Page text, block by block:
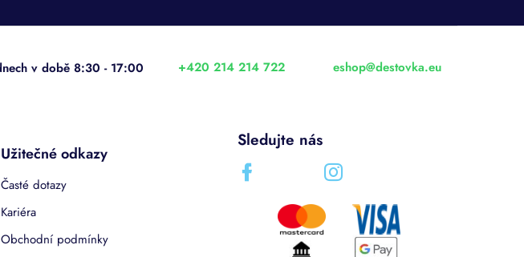
eshop@destovka.eu
+420 214 214 722
Užitečné odkazy
Časté dotazy
Kariéra
Obchodní podmínky
Sledujte nás